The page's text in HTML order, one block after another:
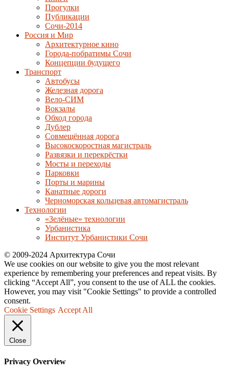
Прогулки
Публикации
Сочи-2014
Россия и Мир
Архитектурное кино
Города-побратимы Сочи
Концепции будущего
Транспорт
Автобусы
Железная дорога
Вело-СИМ
Вокзалы
Обход города
Дублер
Совмещённая дорога
Высокоскоростная магистраль
Развязки и перекрёстки
Мосты и переходы
Парковки
Порты и марины
Канатные дороги
Черноморская кольцевая автомагистраль
Технологии
«Зелёные» технологии
Урбанистика
Институт Урбанистики Сочи
© 2009-2024 Архитектура Сочи
We use cookies on our website to give you the most relevant
experience by remembering your preferences and repeat visits. By
clicking “Accept All”, you consent to the use of ALL the cookies.
However, you may visit "Cookie Settings" to provide a controlled
consent.
Cookie Settings Accept All
Close
Privacy Overview